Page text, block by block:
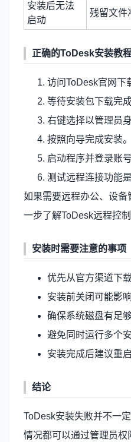
安装后无法
启动
残留文件
正确的ToDesk安装教
访问ToDesk官网下
等待安装包下载完成
右键选择以管理员
按照向导完成安装。
启动程序并登录账号
测试远程连接功能
如果需要远程办公、设
一步了解ToDesk远程控制
安装时需要注意的事项
优先从官方渠道下载
安装前关闭可能影
确保系统磁盘有足
避免同时运行多个
安装完成后建议重
结论
ToDesk安装失败并不一
情况都可以通过管理员